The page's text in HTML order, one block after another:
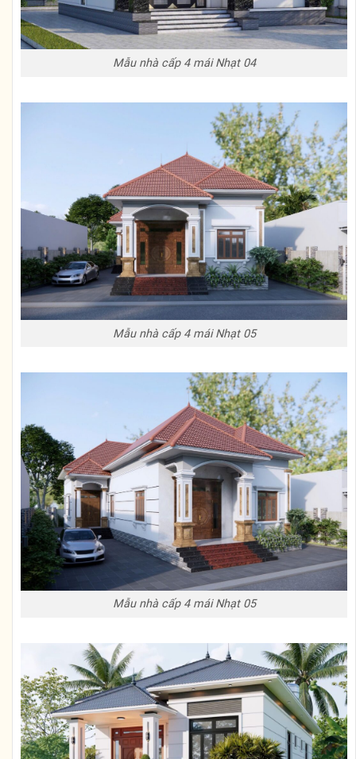
Mẫu nhà cấp 4 mái Nhạt 04
Mẫu nhà cấp 4 mái Nhạt 05
Mẫu nhà cấp 4 mái Nhạt 05